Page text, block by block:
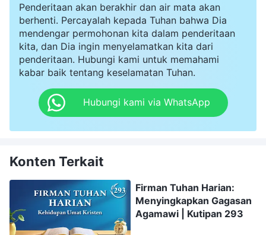
Penderitaan akan berakhir dan air mata akan
berhenti. Percayalah kepada Tuhan bahwa Dia
mendengar permohonan kita dalam penderitaan
kita, dan Dia ingin menyelamatkan kita dari
penderitaan. Hubungi kami untuk memahami
kabar baik tentang keselamatan Tuhan.
Hubungi kami via WhatsApp
Konten Terkait
Firman Tuhan Harian:
Menyingkapkan Gagasan
Agamawi | Kutipan 293